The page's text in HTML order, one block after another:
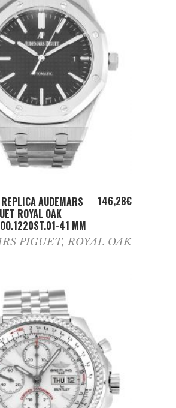
ADD TO CART
AUDEMARS
ROYAL OAK
41 MM
146,28€
PIGUET, ROYAL OAK